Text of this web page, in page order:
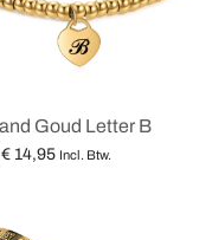
Goud Letter B
€ 14,95 Incl. Btw.